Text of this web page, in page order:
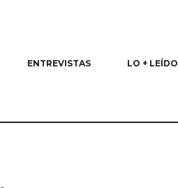
ENTREVISTAS LO + LEÍDO